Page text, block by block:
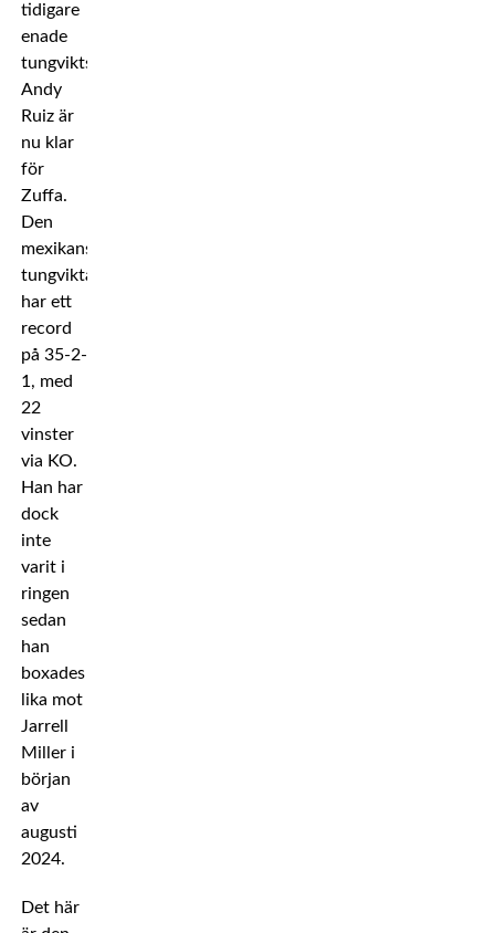
tidigare
enade
tungviktsvärldsmästaren
Andy
Ruiz är
nu klar
för
Zuffa.
Den
mexikanska
tungviktaren
har ett
record
på 35-2-
1, med
22
vinster
via KO.
Han har
dock
inte
varit i
ringen
sedan
han
boxades
lika mot
Jarrell
Miller i
början
av
augusti
2024.
Det här